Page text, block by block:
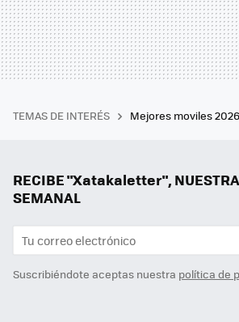
TEMAS DE INTERÉS Mejores moviles 2026
RECIBE "Xatakaletter",
SEMANAL
Suscribiéndote aceptas nuestra política de